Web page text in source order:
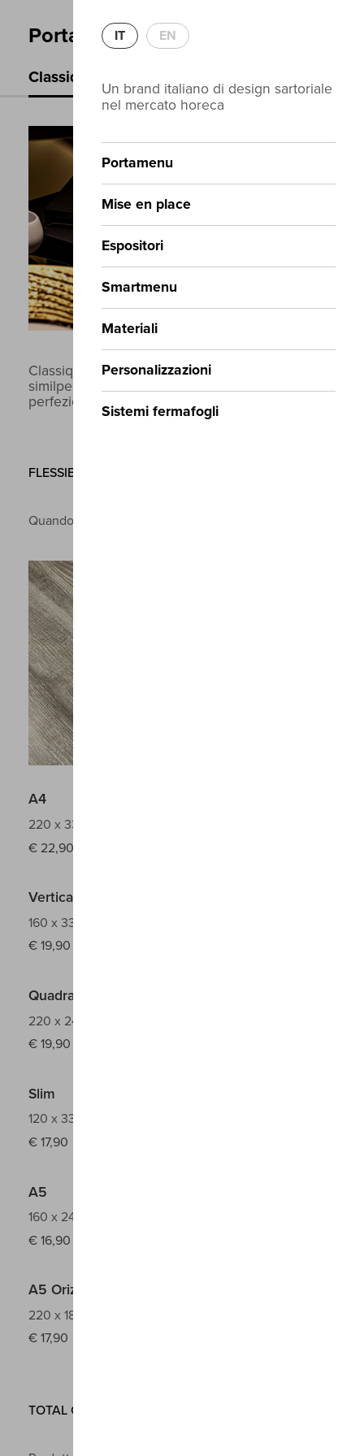
IT EN
Un brand italiano di design sartoriale
nel mercato horeca
Portamenu
Mise en place
Espositori
Smartmenu
Materiali
Personalizzazioni
Sistemi fermafogli
Portamenu
Classique
Classique è la nuova linea di prodotti in
similpelle Dedans, portata ad un nuovo livello di
perfezione.
FLESSIBILE
Quando la similpelle incontra il cuoio rigenerato.
A4
220 x 330 mm
€ 22,90
Verticale
160 x 330 mm
€ 19,90
Quadrato
220 x 240 mm
€ 19,90
Slim
120 x 330 mm
€ 17,90
A5
160 x 240 mm
€ 16,90
A5 Orizzontale
220 x 180 mm
€ 17,90
TOTAL COLOR